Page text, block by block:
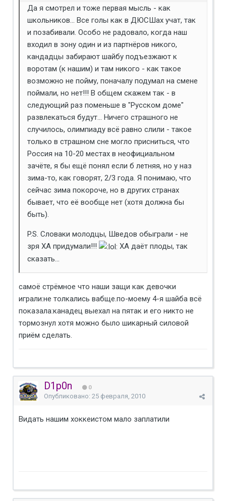
Да я смотрел и тоже первая мысль - как
школьников... Все голы как в ДЮСШах учат, так
и позабивали. Особо не радовало, когда наш
входил в зону один и из партнёров никого,
кандадцы забирают шайбу подъезжают к
воротам (к нашим) и там никого - как такое
возможно не пойму, поначалу подумал на смене
поймали, но нет!!! В общем скажем так - в
следующий раз поменьше в "Русском доме"
развлекаться будут... Ничего страшного не
случилось, олимпиаду всё равно слили - такое
только в страшном сне могло присниться, что
Россия на 10-20 местах в неофициальном
зачёте, я бы ещё понял если б летняя, но у наз
зима-то, как говорят, 2/3 года. Я понимаю, что
сейчас зима покороче, но в других странах
бывает, что её вообще нет (хотя должна бы
быть).
P.S. Словаки молодцы, Шведов обыграли - не
зря ХА придумали!!!
ХА даёт плоды, так
сказать...
самоё стрёмное что наши защи как девочки
играли:не толкались вабще.по-моему 4-я шайба всё
показала:канадец выехал на пятак и его никто не
тормознул хотя можно было шикарный силовой
приём сделать.
D1p0n 0
Опубликовано: 25 февраля, 2010
Видать нашим хоккеистом мало заплатили